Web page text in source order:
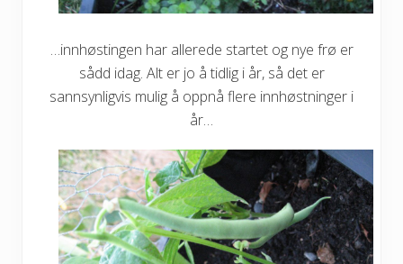
…innhøstingen har allerede startet og nye frø er
sådd idag. Alt er jo å tidlig i år, så det er
sannsynligvis mulig å oppnå flere innhøstninger i
år…